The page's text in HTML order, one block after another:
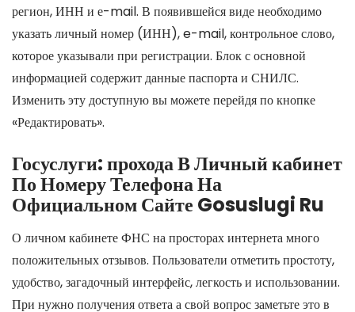
регион, ИНН и е-mail. В появившейся виде необходимо
указать личный номер (ИНН), e-mail, контрольное слово,
которое указывали при регистрации. Блок с основной
информацией содержит данные паспорта и СНИЛС.
Изменить эту доступную вы можете перейдя по кнопке
«Редактировать».
Госуслуги: прохода В Личный кабинет
По Номеру Телефона На
Официальном Сайте Gosuslugi Ru
О личном кабинете ФНС на просторах интернета много
положительных отзывов. Пользователи отметить простоту,
удобство, загадочный интерфейс, легкость и использовании.
При нужно получения ответа а свой вопрос заметьте это в